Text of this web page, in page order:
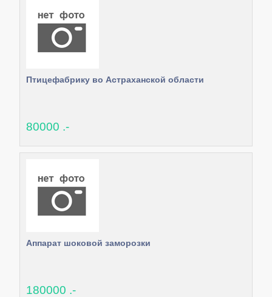
Птицефабрику во Астраханской области
80000 .-
Аппарат шоковой заморозки
180000 .-